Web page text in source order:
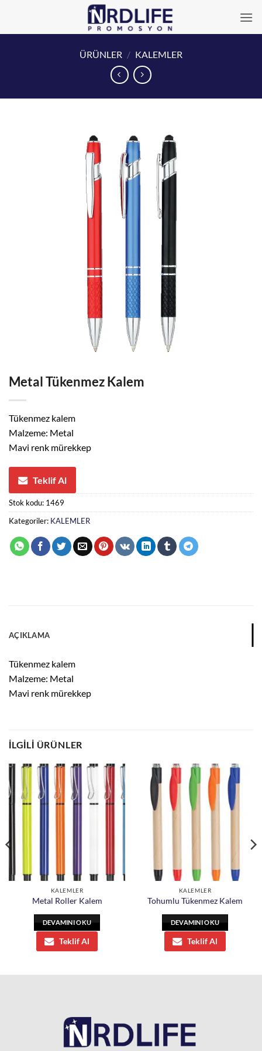
ÜRÜNLER / KALEMLER
Metal Tükenmez Kalem
Tükenmez kalem
Malzeme: Metal
Mavi renk mürekkep
Teklif Al
Stok kodu: 1469
Kategoriler: KALEMLER
AÇIKLAMA
Tükenmez kalem
Malzeme: Metal
Mavi renk mürekkep
İLGILI ÜRÜNLER
KALEMLER
Metal Roller Kalem
DEVAMINI OKU
Teklif Al
KALEMLER
Tohumlu Tükenmez Kalem
DEVAMINI OKU
Teklif Al